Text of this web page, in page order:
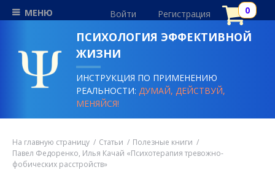
МЕНЮ Войти Регистрация
ПСИХОЛОГИЯ ЭФФЕКТИВНОЙ
ЖИЗНИ
ИНСТРУКЦИЯ ПО ПРИМЕНЕНИЮ
РЕАЛЬНОСТИ:ДУМАЙ, ДЕЙСТВУЙ,
МЕНЯЙСЯ!
На главную страницу Статьи
Полезные книги
Павел Федоренко, Илья Качай «Психотерапия тревожно-
фобических расстройств»